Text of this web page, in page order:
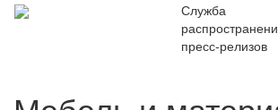
Служба
пресс-релизов